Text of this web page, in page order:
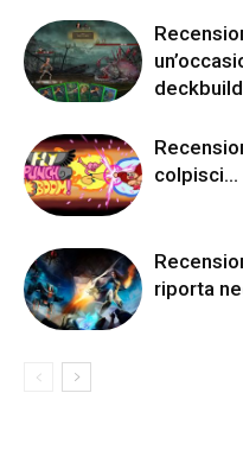
colpisci…
riporta